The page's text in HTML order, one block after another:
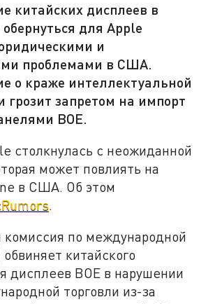
китайских дисплеев в
для Apple
и
проблемами в США.
о краже интеллектуальной
грозит запретом на импорт
BOE.
столкнулась с неожиданной
может повлиять на
в США. Об этом
.
комиссия по международной
китайского
дисплеев BOE в нарушении
торговли из-за